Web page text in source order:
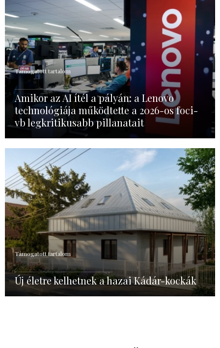
Támogatott tartalom
Amikor az AI ítél a pályán: a Lenovo
technológiája működtette a 2026-os foci-
vb legkritikusabb pillanatait
Támogatott tartalom
Új életre kelhetnek a hazai Kádár-kockák